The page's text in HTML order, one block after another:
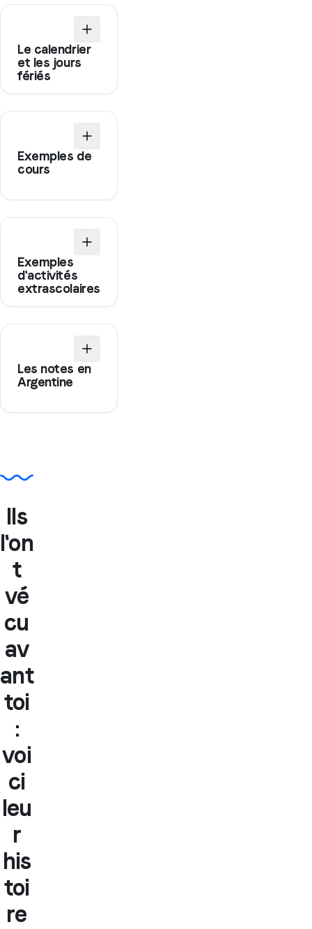
Le calendrier
et les jours
fériés
Exemples de
cours
Exemples
d'activités
extrascolaires
Les notes en
Argentine
Ils
l'on
t
vé
cu
av
ant
toi
:
voi
ci
leu
r
his
toi
re